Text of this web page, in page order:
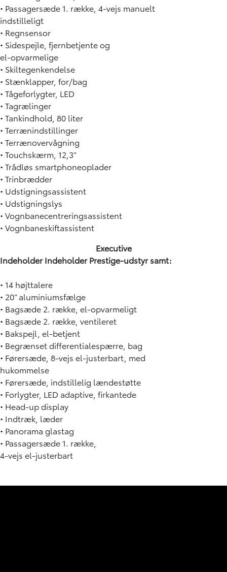
• Passagersæde 1. række, 4-vejs manuelt
indstilleligt
• Regnsensor
• Sidespejle, fjernbetjente og
el-opvarmelige
• Skiltegenkendelse
• Stænklapper, for/bag
• Tågeforlygter, LED
• Tagrælinger
• Tankindhold, 80 liter
• Terrænindstillinger
• Terrænovervågning
• Touchskærm, 12,3”
• Trådløs smartphoneoplader
• Trinbrædder
• Udstigningsassistent
• Udstigningslys
• Vognbanecentreringsassistent
• Vognbaneskiftassistent
Executive
Indeholder Indeholder Prestige-udstyr samt:
• 14 højttalere
• 20” aluminiumsfælge
• Bagsæde 2. række, el-opvarmeligt
• Bagsæde 2. række, ventileret
• Bakspejl, el-betjent
• Begrænset differentialespærre, bag
• Førersæde, 8-vejs el-justerbart, med
hukommelse
• Førersæde, indstillelig lændestøtte
• Forlygter, LED adaptive, firkantede
• Head-up display
• Indtræk, læder
• Panorama glastag
• Passagersæde 1. række,
4-vejs el-justerbart